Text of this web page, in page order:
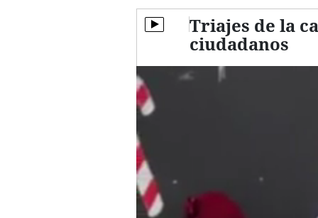
Triajes de la
ciudadanos